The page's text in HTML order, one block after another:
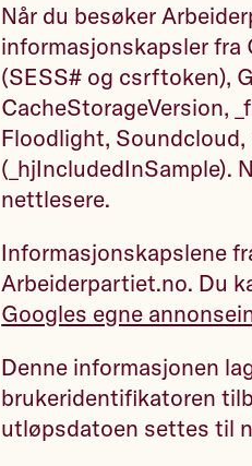
Når du besøker
informasjonskapsler fra
(SESS# og csrftoken),
CacheStorageVersion,
Floodlight,
(_hjIncludedInSample).
nettlesere.
Informasjonskapslene
Arbeiderpartiet.no. Du
Googles egne
Denne informasjonen
brukeridentifikatoren
utløpsdatoen settes til